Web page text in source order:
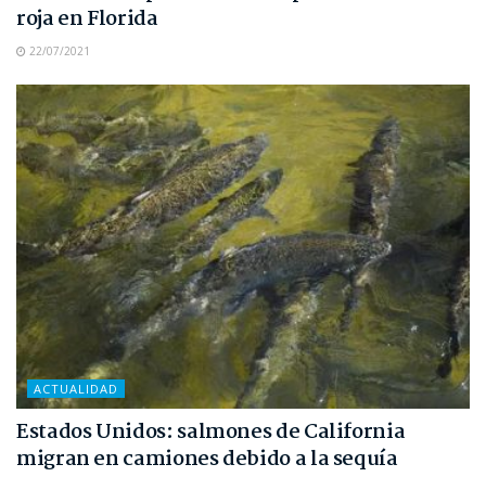
roja en Florida
22/07/2021
ACTUALIDAD
Estados Unidos: salmones de California
migran en camiones debido a la sequía